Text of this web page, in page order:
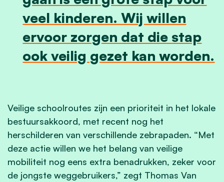
veel kinderen. Wij willen
ervoor zorgen dat die stap
ook veilig gezet kan worden.
Veilige schoolroutes zijn een prioriteit in het lokale
bestuursakkoord, met recent nog het
herschilderen van verschillende zebrapaden. “Met
deze actie willen we het belang van veilige
mobiliteit nog eens extra benadrukken, zeker voor
de jongste weggebruikers,” zegt Thomas Van